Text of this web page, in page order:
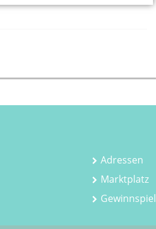
Adressen
Marktplatz
Gewinnspiel